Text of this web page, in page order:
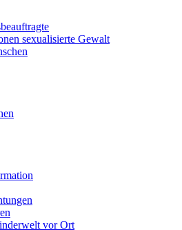
sexualisierte Gewalt
vor Ort